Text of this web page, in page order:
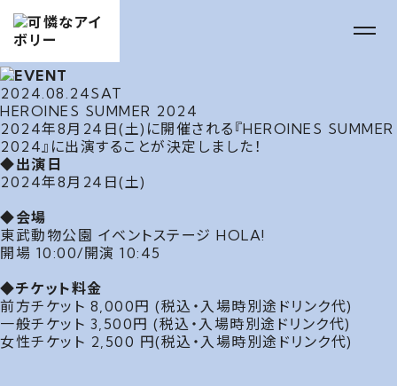
2024.08.24SAT
HEROINES SUMMER 2024
2024年8月24日(土)に開催される『HEROINES SUMMER
2024』に出演することが決定しました！
◆出演日
2024年8月24日(土)
◆会場
東武動物公園 イベントステージ HOLA!
開場 10:00/開演 10:45
◆チケット料金
前方チケット 8,000円 (税込・入場時別途ドリンク代)
一般チケット 3,500円 (税込・入場時別途ドリンク代)
女性チケット 2,500 円(税込・入場時別途ドリンク代)